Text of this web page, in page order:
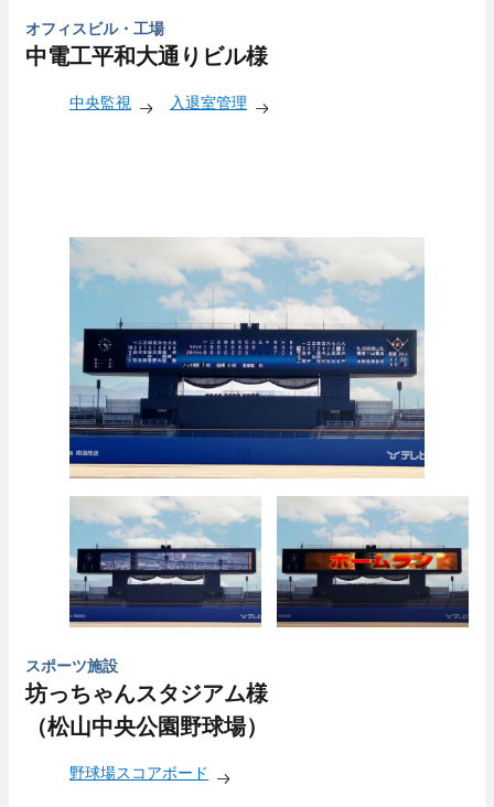
オフィスビル・工場
中電工平和大通りビル様
中央監視 入退室管理
スポーツ施設
坊っちゃんスタジアム様
（松山中央公園野球場）
野球場スコアボード